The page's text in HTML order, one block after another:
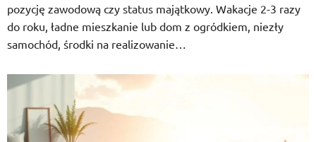
pozycję zawodową czy status majątkowy. Wakacje 2-3 razy
do roku, ładne mieszkanie lub dom z ogródkiem, niezły
samochód, środki na realizowanie…